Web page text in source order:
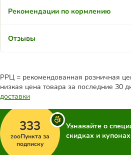
Рекомендации по кормлению
Отзывы
РРЦ = рекомендованная розничная
низкая цена товара за последние 30
доставки
333
zooПункта за
подписку
Узнавайте о
скидках и